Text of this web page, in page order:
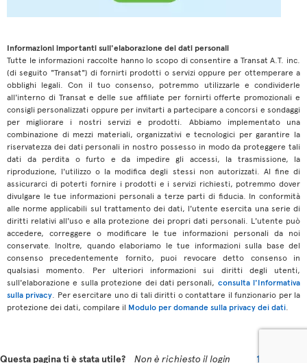
Informazioni importanti sull'elaborazione dei dati personali
Tutte le informazioni raccolte hanno lo scopo di consentire a Transat A.T. inc.
(di seguito "Transat") di fornirti prodotti o servizi oppure per ottemperare a
obblighi legali. Con il tuo consenso, potremmo utilizzarle e condividerle
all'interno di Transat e delle sue affiliate per fornirti offerte promozionali e
consigli personalizzati oppure per invitarti a partecipare a concorsi e sondaggi
per migliorare i nostri servizi e prodotti. Abbiamo implementato una
combinazione di mezzi materiali, organizzativi e tecnologici per garantire la
riservatezza dei dati personali in nostro possesso in modo da proteggere tali
dati da perdita o furto e da impedire gli accessi, la trasmissione, la
riproduzione, l'utilizzo o la modifica degli stessi non autorizzati. Al fine di
assicurarci di poterti fornire i prodotti e i servizi richiesti, potremmo dover
divulgare le tue informazioni personali a terze parti di fiducia. In conformità
alle norme applicabili sul trattamento dei dati, l'utente esercita una serie di
diritti relativi all'uso e alla protezione dei propri dati personali. L'utente può
accedere, correggere o modificare le tue informazioni personali da noi
conservate. Inoltre, quando elaboriamo le tue informazioni sulla base del
consenso precedentemente fornito, puoi revocare detto consenso in
qualsiasi momento. Per ulteriori informazioni sui diritti degli utenti,
sull'elaborazione e sulla protezione dei dati personali, consulta l'Informativa
sulla privacy . Per esercitare uno di tali diritti o contattare il funzionario per la
protezione dei dati, compilare il Modulo per domande sulla privacy dei dati
Questa pagina ti è stata utile? Non è richiesto il login 17